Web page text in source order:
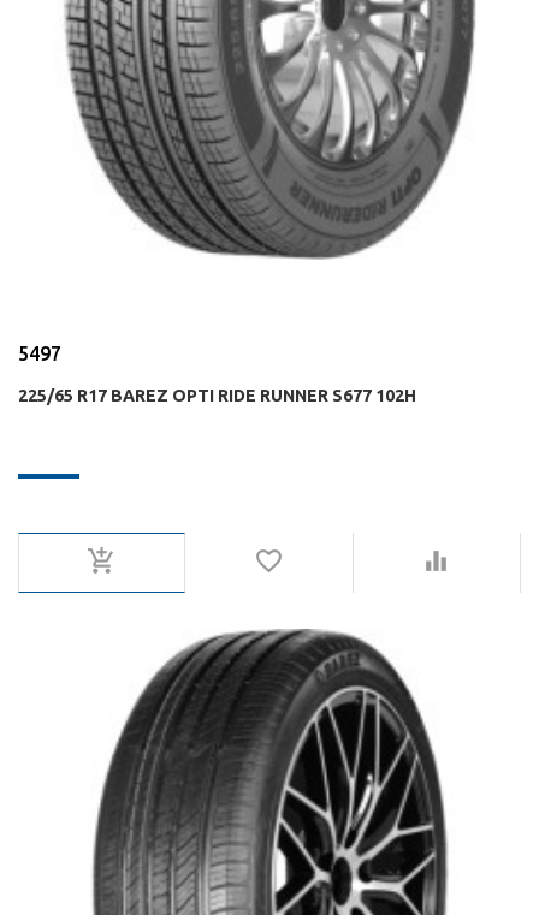
5497
225/65 R17 BAREZ OPTI RIDE RUNNER S677 102H